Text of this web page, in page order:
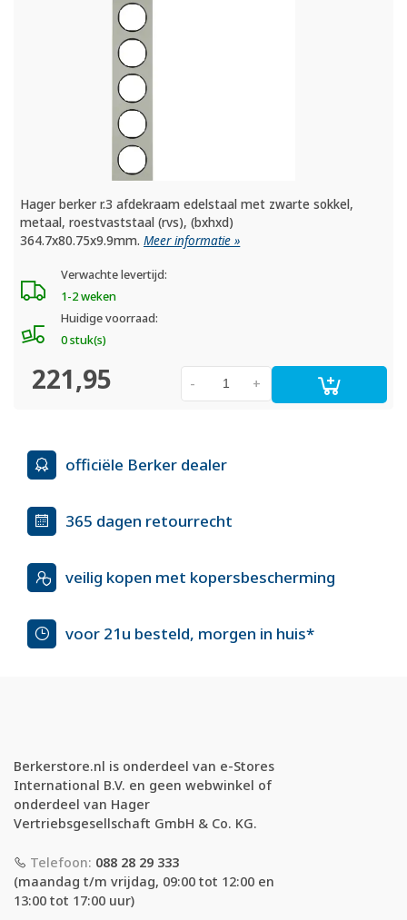
Hager berker r.3 afdekraam edelstaal met zwarte sokkel,
metaal, roestvaststaal (rvs), (bxhxd)
364.7x80.75x9.9mm.Meer informatie »
Verwachte levertijd:
1-2 weken
Huidige voorraad:
0 stuk(s)
221,95 +
-
officiële Berker dealer
365 dagen retourrecht
veilig kopen met kopersbescherming
voor 21u besteld, morgen in huis*
Berkerstore.nl is onderdeel van e-Stores
International B.V. en geen webwinkel of
onderdeel van Hager
Vertriebsgesellschaft GmbH & Co. KG.
Telefoon: 088 28 29 333
(maandag t/m vrijdag, 09:00 tot 12:00 en
13:00 tot 17:00 uur)